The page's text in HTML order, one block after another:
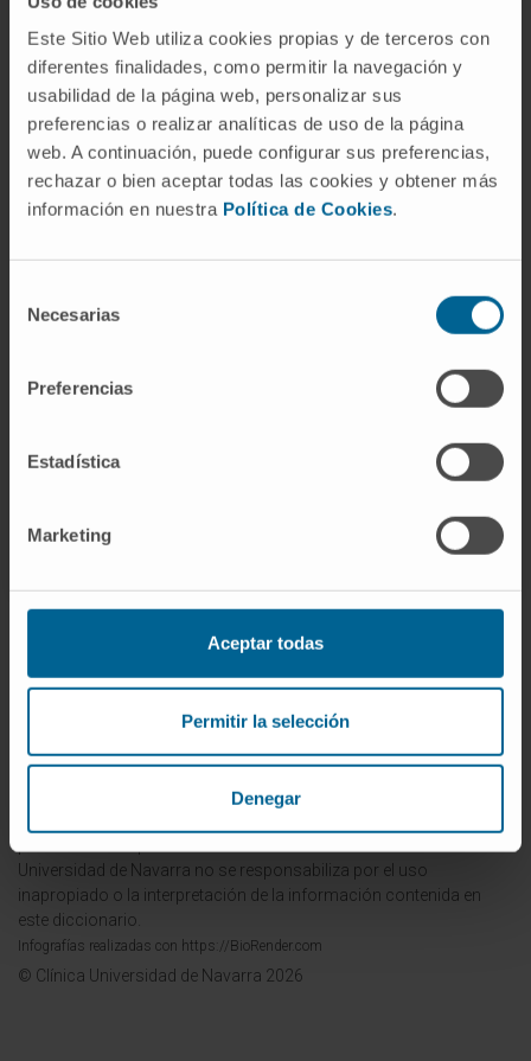
Este Sitio Web utiliza cookies propias y de terceros con
diferentes finalidades, como permitir la navegación y
usabilidad de la página web, personalizar sus
preferencias o realizar analíticas de uso de la página
web. A continuación, puede configurar sus preferencias,
rechazar o bien aceptar todas las cookies y obtener más
información en nuestra Política de Cookies.
Necesarias
Preferencias
Estadística
Marketing
Aceptar todas
Permitir la selección
Denegar
bien, es una herramienta para gestionar el flujo
de pacientes en situaciones de alta demanda
y para asegurar que cada paciente recibe el
nivel de atención apropiado para su condición.
En última instancia, el triage es un
componente esencial de la medicina de
pacientes. A través de la formación continua y
la investigación, los profesionales de la salud
buscan mejorar constantemente los sistemas
y las técnicas de triage para optimizar la
urgencia y emergencia.
La información proporcionada en este Diccionario Médico de la
Clínica Universidad de Navarra tiene como objetivo principal
ofrecer un contexto y entendimiento general sobre términos
médicos y no debe ser utilizada como fuente única para tomar
meramente informativa y no sustituye en ningún caso el consejo,
diagnóstico, tratamiento o recomendaciones de profesionales de
Universidad de Navarra no se responsabiliza por el uso
inapropiado o la interpretación de la información contenida en
este diccionario.
Infografías realizadas con https://BioRender.com
© Clínica Universidad de Navarra 2026